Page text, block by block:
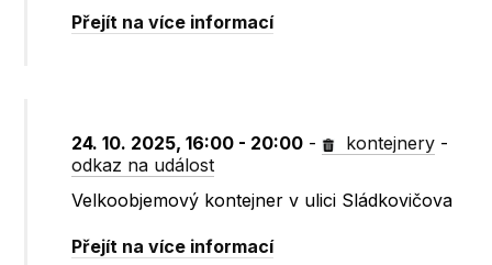
Přejít na více informací
24. 10. 2025, 16:00 - 20:00 - kontejnery -
odkaz na událost
Velkoobjemový kontejner v ulici Sládkovičova
Přejít na více informací